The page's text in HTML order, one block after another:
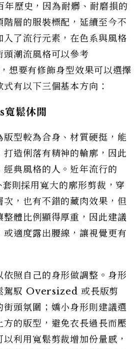
歷史，因為耐髒、耐磨損的
層的服裝標配，延續至今不
入了流行元素，在色系與風格
潮流風格可以參考
要有修飾身型效果可以選擇
有以下三個基本方向：
寬鬆休閒
版型較為合身、材質硬挺，能
造俐落有精神的輪廓，因此
典風格的人。近年流行的
則採用寬大的廓形剪裁，穿
，也有不錯的藏肉效果，但
整體比例顯得厚重，因此建議
或適度露出腰線，讓視覺更有
照自己的身形做調整。身形
駕馭 Oversized 或長版剪
街頭氛圍；嬌小身形則建議選
的版型，避免衣長過長而壓
利用寬鬆剪裁增加份量感，